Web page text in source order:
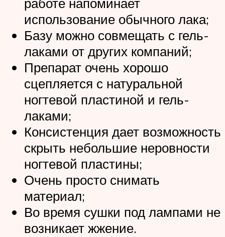
использование обычного лака;
Базу можно совмещать с гель-
лаками от других компаний;
Препарат очень хорошо
сцепляется с натуральной
ногтевой пластиной и гель-
лаками;
Консистенция дает возможность
скрыть небольшие неровности
ногтевой пластины;
Очень просто снимать
материал;
Во время сушки под лампами не
возникает жжение.